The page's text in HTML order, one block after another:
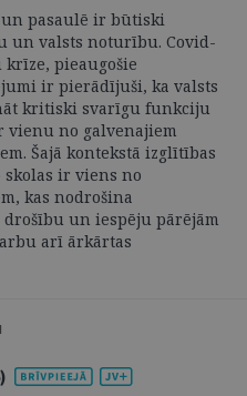
pasaulē ir būtiski
un valsts noturību. Covid-
pieaugošie
ir pierādījuši, ka valsts
kritiski svarīgu funkciju
no galvenajiem
Šajā kontekstā izglītības
skolas ir viens no
kas nodrošina
un iespēju pārējām
arī ārkārtas